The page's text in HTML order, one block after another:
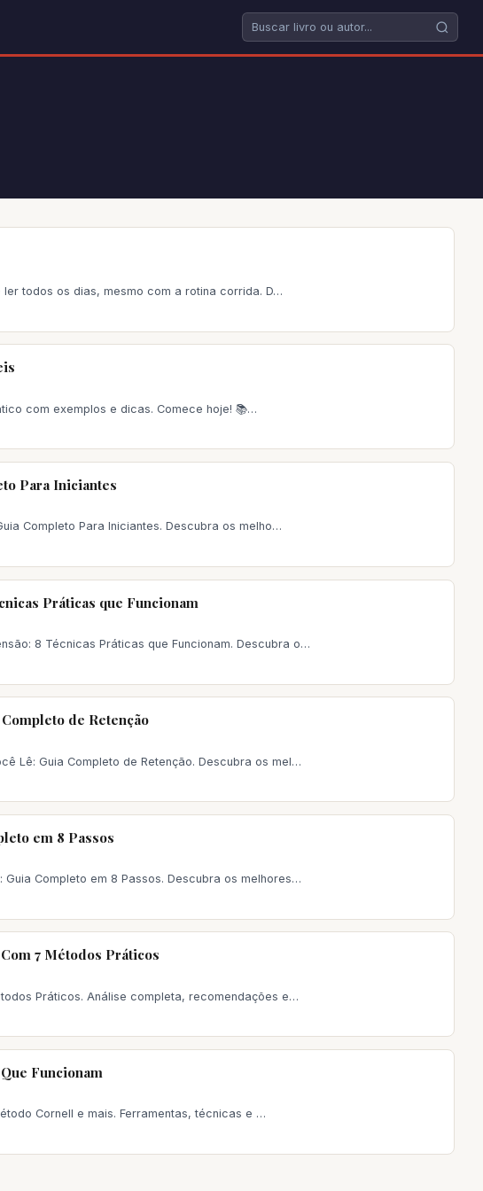
todos os dias, mesmo com a rotina corrida. D…
com exemplos e dicas. Comece hoje! 📚…
Para Iniciantes
Completo Para Iniciantes. Descubra os melho…
Práticas que Funcionam
8 Técnicas Práticas que Funcionam. Descubra o…
de Retenção
Lê: Guia Completo de Retenção. Descubra os mel…
em 8 Passos
Completo em 8 Passos. Descubra os melhores…
7 Métodos Práticos
Práticos. Análise completa, recomendações e…
Funcionam
Cornell e mais. Ferramentas, técnicas e …